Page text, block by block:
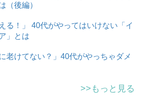
（後編）
る！」 40代がやってはいけない「イ
」とは
老けてない？」40代がやっちゃダメ
>>もっと見る